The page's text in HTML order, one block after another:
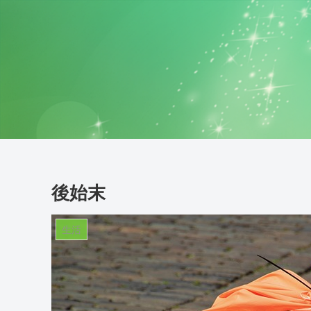
後始末
生活